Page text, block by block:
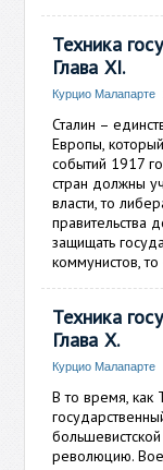
Техника
Глава XI.
Курцио Малапарте
Сталин –
Европы,
событий 1917
стран должны
власти, то
правительства
защищать
коммунистов, то
Техника
Глава X.
Курцио Малапарте
В то время, как
революцию.